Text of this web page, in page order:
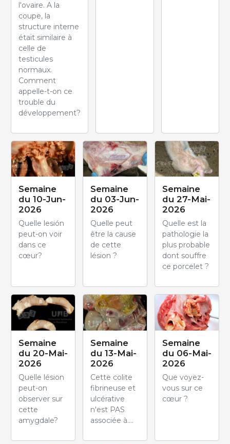
l'ovaire. A la
coupe, la
structure interne
était similaire à
celle de
testicules
normaux.
Comment
appelle-t-on ce
trouble du
développement?
Semaine
du 10-Jun-
2026
Quelle lesión
peut-on voir
dans ce
cœur?
Semaine
du 03-Jun-
2026
Quelle peut
être la cause
de cette
lésion ?
Semaine
du 27-Mai-
2026
Quelle est la
pathologie la
plus probable
dont souffre
ce porcelet ?
Semaine
du 20-Mai-
2026
Quelle lésion
peut-on
observer sur
cette
amygdale?
Semaine
du 13-Mai-
2026
Cette colite
fibrineuse et
ulcérative
n'est PAS
associée à....
Semaine
du 06-Mai-
2026
Que voyez-
vous sur ce
cœur ?